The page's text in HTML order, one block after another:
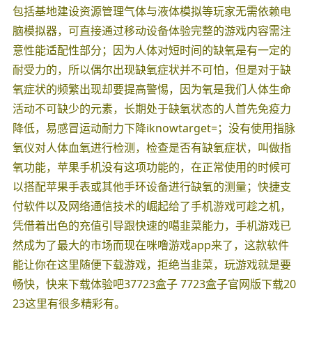
包括基地建设资源管理气体与液体模拟等玩家无需依赖电
脑模拟器，可直接通过移动设备体验完整的游戏内容需注
意性能适配性部分；因为人体对短时间的缺氧是有一定的
耐受力的，所以偶尔出现缺氧症状并不可怕，但是对于缺
氧症状的频繁出现却要提高警惕，因为氧是我们人体生命
活动不可缺少的元素，长期处于缺氧状态的人首先免疫力
降低，易感冒运动耐力下降iknowtarget=；没有使用指脉
氧仪对人体血氧进行检测，检查是否有缺氧症状，叫做指
氧功能，苹果手机没有这项功能的，在正常使用的时候可
以搭配苹果手表或其他手环设备进行缺氧的测量；快捷支
付软件以及网络通信技术的崛起给了手机游戏可趁之机，
凭借着出色的充值引导跟快速的噶韭菜能力，手机游戏已
然成为了最大的市场而现在咪噜游戏app来了，这款软件
能让你在这里随便下载游戏，拒绝当韭菜，玩游戏就是要
畅快，快来下载体验吧37723盒子 7723盒子官网版下载20
23这里有很多精彩有。